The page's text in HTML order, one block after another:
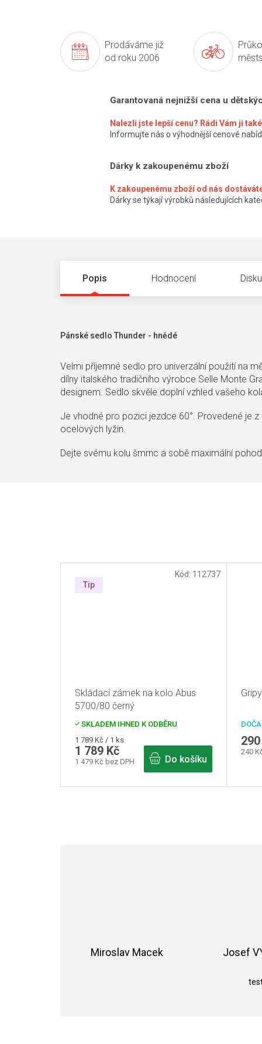
Prodáváme již
od roku 2006
Garantovaná nejnižší cena u
Nalezli jste lepší cenu? Rádi Vám ji
Informujte nás o výhodnější cenové
Dárky k zakoupenému zboží
K zakoupenému zboží od nás
Dárky se týkají výrobků následujících
Tip
Skládací zámek na kolo Abus
5700/80 černý
SKLADEM IHNED K ODBĚRU
1 479 Kč bez DPH
1 789 Kč
Měrná
cena:
1 789 Kč / 1 ks
Do košíku
Kód: 112737
240
Popis Hodnocení
Pánské sedlo Thunder - hnědé
Velmi příjemné sedlo pro univerzální použití na
dílny italského tradičního výrobce Selle Monte
designem. Sedlo skvěle doplní vzhled vašeho
Je vhodné pro pozici jezdce 60°. Provedené je
ocelových lyžin.
Dejte svému kolu šmrnc a sobě maximální
Miroslav Macek Josef